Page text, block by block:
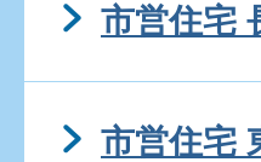
市営住宅
市営住宅